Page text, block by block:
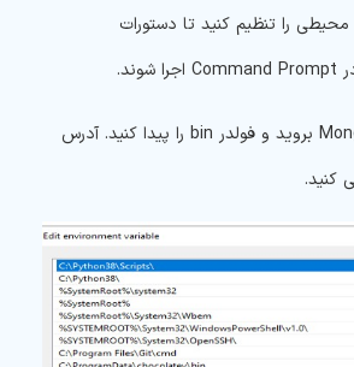
محیطی را تنظیم کنید تا دستورات
به مسیر نصب MongoDB بروید و فولدر bin را پیدا کنید. آدرس